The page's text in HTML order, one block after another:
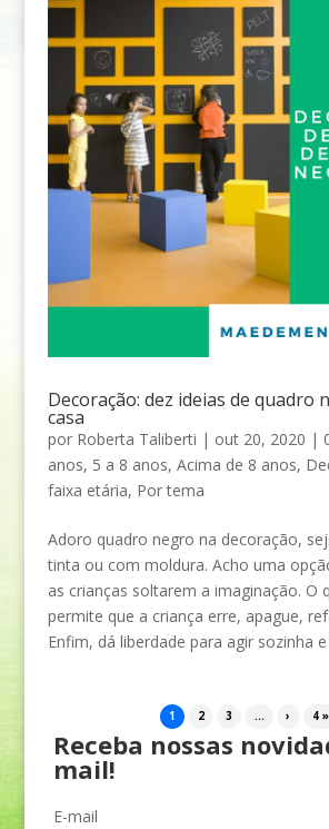
Decoração: dez ideias de quadro
casa
por Roberta Taliberti | out 20, 2020 |
anos, 5 a 8 anos, Acima de 8 anos,
faixa etária, Por tema
Adoro quadro negro na decoração,
tinta ou com moldura. Acho uma
as crianças soltarem a imaginação. O
permite que a criança erre, apague,
Enfim, dá liberdade para agir sozinha
1 2 3 ... › 4 »
Receba nossas
mail!
E-mail